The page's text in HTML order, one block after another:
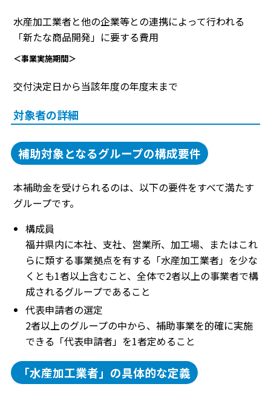
水産加工業者と他の企業等との連携によって行われる
「新たな商品開発」に要する費用
＜事業実施期間＞
交付決定日から当該年度の年度末まで
対象者の詳細
補助対象となるグループの構成要件
本補助金を受けられるのは、以下の要件をすべて満たす
グループです。
構成員
福井県内に本社、支社、営業所、加工場、またはこれ
らに類する事業拠点を有する「水産加工業者」を少な
くとも1者以上含むこと、全体で2者以上の事業者で構
成されるグループであること
代表申請者の選定
2者以上のグループの中から、補助事業を的確に実施
できる「代表申請者」を1者定めること
「水産加工業者」の具体的な定義